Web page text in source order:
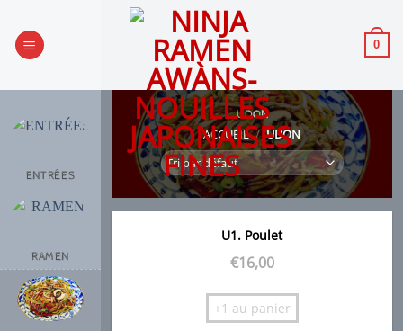
contenu
0
ENTRÉES
RAMEN
UDON
ACCUEIL / UDON
U1. Poulet
€16,00
+1 au panier